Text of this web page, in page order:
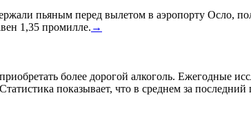
пьяным перед вылетом в аэропорту Осло,
1,35 промилле. →
более дорогой алкоголь. Ежегодные
показывает, что в среднем за